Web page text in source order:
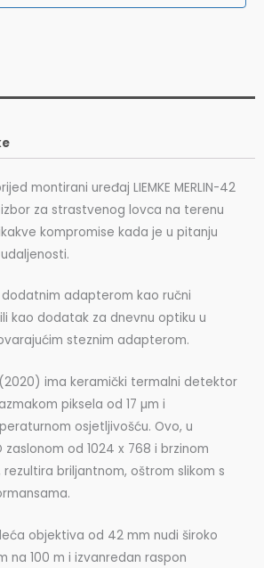
montirani uređaj LIEMKE MERLIN-42
za strastvenog lovca na terenu
kompromise kada je u pitanju
adapterom kao ručni
kao dodatak za dnevnu optiku u
steznim adapterom.
(2020) ima keramički termalni detektor
piksela od 17 µm i
osjetljivošću. Ovo, u
zaslonom od 1024 x 768 i brzinom
rezultira briljantnom, oštrom slikom s
objektiva od 42 mm nudi široko
na 100 m i izvanredan raspon